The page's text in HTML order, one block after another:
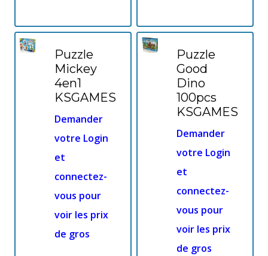
Puzzle
Mickey
4en1
KSGAMES
Demander
votre Login
et
connectez-
vous pour
voir les prix
de gros
Puzzle
Good
Dino
100pcs
KSGAMES
Demander
votre Login
et
connectez-
vous pour
voir les prix
de gros